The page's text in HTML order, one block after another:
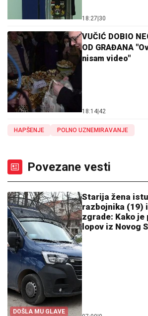
18:27 30
VUČIĆ DOBIO
OD GRAĐANA
nisam video"
18:14 42
HAPŠENJE POLNO UZNEMIRAVANJE
Povezane vesti
DOŠLA MU GLAVE
Starija žena
razbojnika (19)
zgrade: Kako
lopov iz Novog